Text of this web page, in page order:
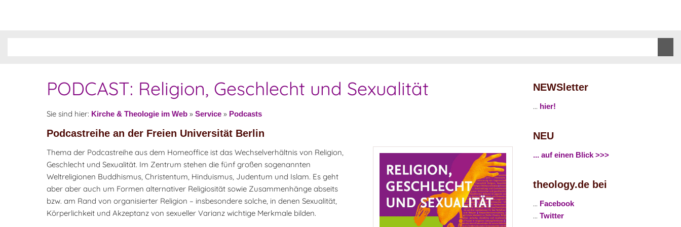
PODCAST: Religion, Geschlecht und Sexualität
Sie sind hier: Kirche & Theologie im Web » Service » Podcasts
Podcastreihe an der Freien Universität Berlin
Thema der Podcastreihe aus dem Homeoffice ist das Wechselverhältnis von Religion,
Geschlecht und Sexualität. Im Zentrum stehen die fünf großen sogenannten
Weltreligionen Buddhismus, Christentum, Hinduismus, Judentum und Islam. Es geht
aber aber auch um Formen alternativer Religiosität sowie Zusammenhänge abseits
bzw. am Rand von organisierter Religion – insbesondere solche, in denen Sexualität,
Körperlichkeit und Akzeptanz von sexueller Varianz wichtige Merkmale bilden.
NEWSletter
... hier!
NEU
... auf einen Blick >>>
theology.de bei
... Facebook
... Twitter